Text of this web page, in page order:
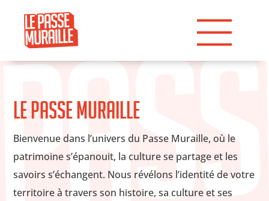
Le Passe Muraille
Bienvenue dans l’univers du Passe Muraille, où le
patrimoine s’épanouit, la culture se partage et les
savoirs s’échangent. Nous révélons l’identité de votre
territoire à travers son histoire, sa culture et ses